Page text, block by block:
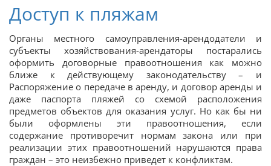
Доступ к пляжам
Органы местного самоуправления-арендодатели и
субъекты хозяйствования-арендаторы постарались
оформить договорные правоотношения как можно
ближе к действующему законодательству – и
Распоряжение о передаче в аренду, и договор аренды и
даже паспорта пляжей со схемой расположения
предметов объектов для оказания услуг. Но как бы ни
были оформлены эти правоотношения, если
содержание противоречит нормам закона или при
реализации этих правоотношений нарушаются права
граждан – это неизбежно приведет к конфликтам.